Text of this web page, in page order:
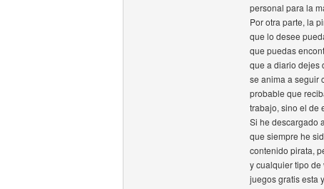
personal para la
Por otra parte, la
que lo desee
que puedas
que a diario dejes
se anima a seguir
probable que
trabajo, sino el de
Si he descargado
que siempre he
contenido pirata,
y cualquier tipo
juegos gratis esta